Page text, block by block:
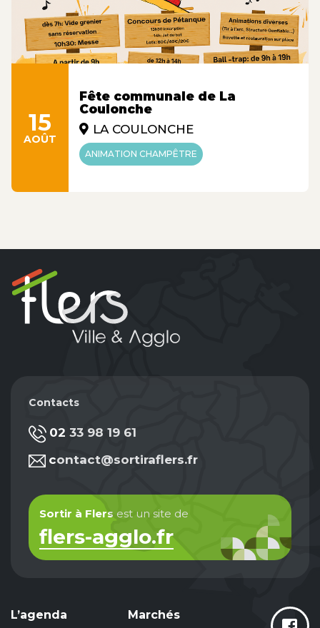
15
AOÛT
Fête communale de La
Coulonche
LA COULONCHE
ANIMATION CHAMPÊTRE
Contacts
02 33 98 19 61
contact@sortiraflers.fr
Sortir à Flers est un site de
flers-agglo.fr
L’agenda Marchés